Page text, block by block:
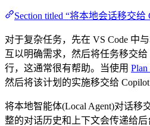
Section titled “将本地会话移交给
对于复杂任务，先在 VS Code 中
互以明确需求，然后将任务移交
行，这通常很有帮助。当使用
然后将该计划的实施移交给
将本地智能体(Local Agent)对话移
整的对话历史和上下文会传递给后